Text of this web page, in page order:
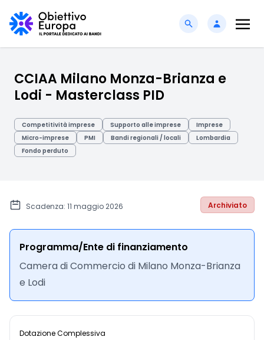
CCIAA Milano Monza-Brianza e
Lodi - Masterclass PID
Competitività imprese Supporto alle imprese
Imprese
Micro-imprese
PMI Bandi regionali / locali
Lombardia
Fondo perduto
Scadenza: 11 maggio 2026 Archiviato
Programma/Ente di finanziamento
Camera di Commercio di Milano Monza-Brianza
e Lodi
Dotazione Complessiva